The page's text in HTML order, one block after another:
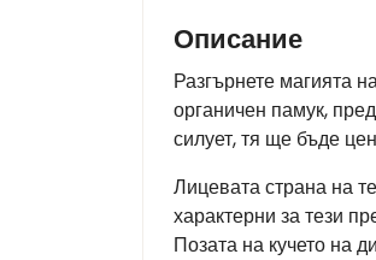
Описание
Разгърнете магията
органичен памук,
силует, тя ще бъде
Лицевата страна на
характерни за тези
Позата на кучето на